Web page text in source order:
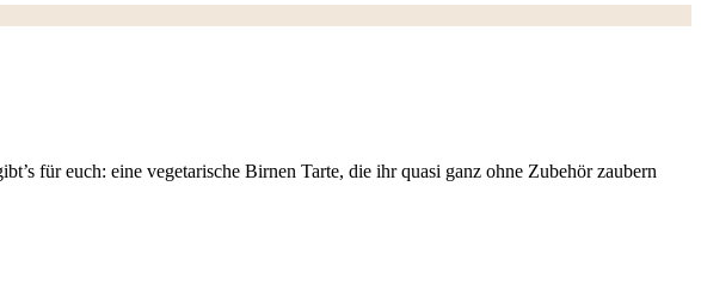
für euch: eine vegetarische Birnen Tarte, die ihr quasi ganz ohne Zubehör zaubern